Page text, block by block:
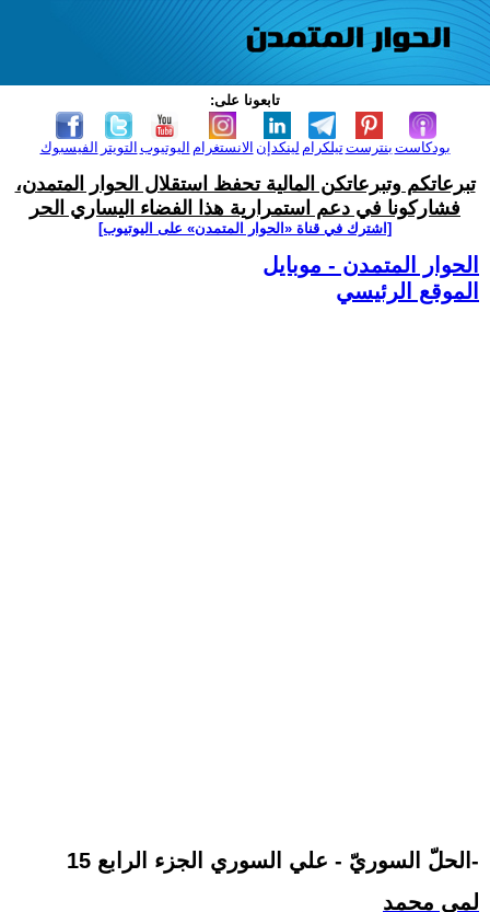
تابعونا على:
الفيسبوك التويتر اليوتيوب الانستغرام لينكدإن تيلكرامبنترست بودكاست
تبرعاتكم وتبرعاتكن المالية تحفظ استقلال الحوار المتمدن،
فشاركونا في دعم استمرارية هذا الفضاء اليساري الحر
[اشترك في قناة ‫«الحوار المتمدن» على اليوتيوب]
الحوار المتمدن - موبايل
الموقع الرئيسي
الحلّ السوريّ - علي السوري الجزء الرابع 15-
لمى محمد